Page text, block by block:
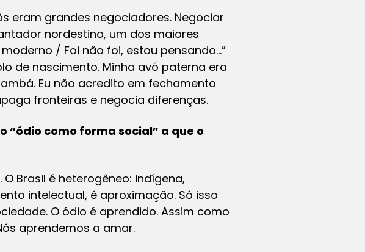
eram grandes negociadores. Negociar
nordestino, um dos maiores
/ Foi não foi, estou pensando…”
de nascimento. Minha avó paterna era
Eu não acredito em fechamento
fronteiras e negocia diferenças.
como forma social” a que o
Brasil é heterogêneo: indígena,
intelectual, é aproximação. Só isso
O ódio é aprendido. Assim como
aprendemos a amar.